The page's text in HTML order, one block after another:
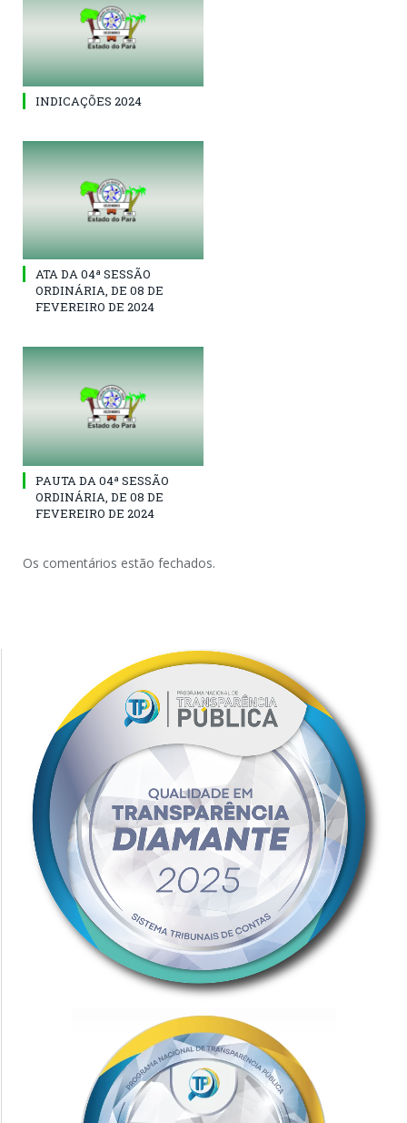
INDICAÇÕES 2024
ATA DA 04ª SESSÃO
ORDINÁRIA, DE 08 DE
FEVEREIRO DE 2024
PAUTA DA 04ª SESSÃO
ORDINÁRIA, DE 08 DE
FEVEREIRO DE 2024
Os comentários estão fechados.